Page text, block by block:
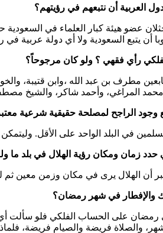
عضو هيئة كبار العلماء في السعودية
يتبع السعودية ولا أي دولة عربية في
مطرف بن عبد الله ،وابن قتيبة،
المراغي، وأحمد شاكر، والشيخ
في البلد الواحد على الأقل.
أن الهلال يرى في مكان وزمن معين ثم
رمضان على الحساب الفلكي فلو سألت
والصلاة فريضة والصيام فريضة،